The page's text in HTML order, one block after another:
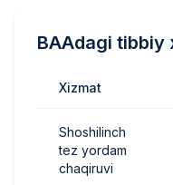
BAAdagi
Xizmat
Shoshilinch
tez yordam
chaqiruvi